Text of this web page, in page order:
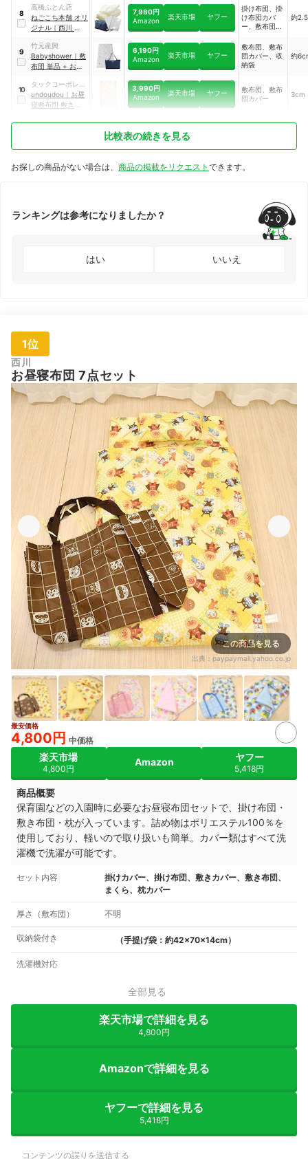
8
高橋ふとん店
ねごこち本舗 オリ
ジナル ｜ 西川 ミッ
5点セット
7,980円
Amazon
楽天市場 ヤフー
掛け布団、掛
け布団カバ
ー、敷布団、
ー、収納袋
約
9
竹元産興
Babyshower ｜ 敷
布団 単品 + お昼
ト
6,190円
Amazon
楽天市場 ヤフー
敷布団、敷布
団カバー、収
納袋
約
10
タックコーポレー
ション
undoudou ｜ お昼
寝敷布団 敷き布団
3,990円
Amazon
楽天市場 ヤフー
敷布団、敷布
団カバー
3cm
比較表の続きを見る
お探しの商品がない場合は、 商品の掲載をリクエスト できます。
ランキングは参考になりましたか？
はい いいえ
1位
西川
お昼寝布団 7点セット
この商品を見る
出典： paypaymall.yahoo.co.jp
最安価格
4,800円 中価格
楽天市場
4,800円
Amazon ヤフー
5,418円
商品概要
保育園などの入園時に必要なお昼寝布団セットで、掛け布団・
敷き布団・枕が入っています。詰め物はポリエステル100％を
使用しており、軽いので取り扱いも簡単。カバー類はすべて洗
濯機で洗濯が可能です。
セット内容
掛けカバー、掛け布団、敷きカバー、敷き布団、
まくら、枕カバー
厚さ（敷布団） 不明
収納袋付き （手提げ袋：約42×70×14cm）
洗濯機対応
全部見る
楽天市場で詳細を見る
4,800円
Amazonで詳細を見る
ヤフーで詳細を見る
5,418円
コンテンツの誤りを送信する